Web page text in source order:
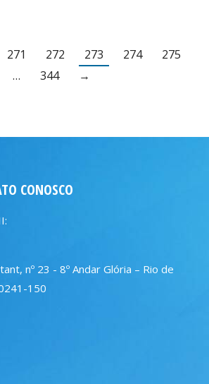
271 272 273 274
275
…
344 →
CONOSCO
nº 23 - 8º Andar Glória – Rio de
150